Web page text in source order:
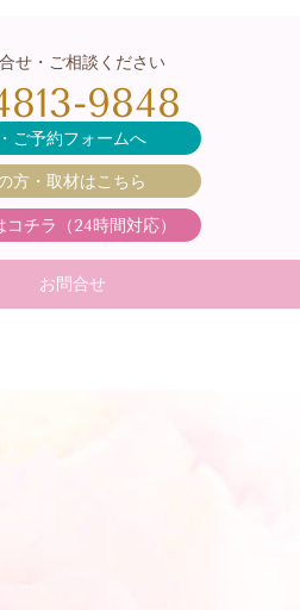
せ・ご相談ください
9848
ご予約フォームへ
方・取材はこちら
チラ（24時間対応）
お問合せ